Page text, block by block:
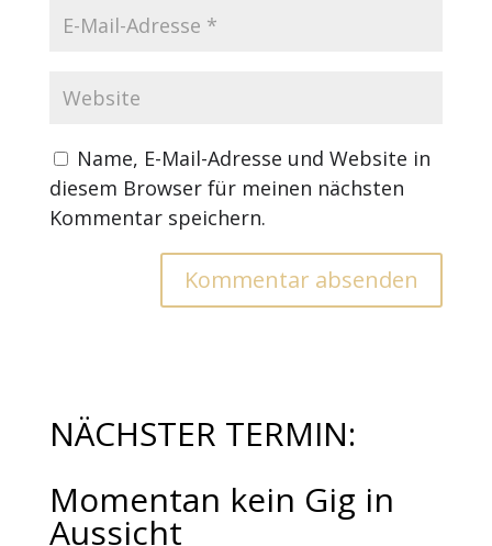
Name, E-Mail-Adresse und Website in
diesem Browser für meinen nächsten
Kommentar speichern.
NÄCHSTER TERMIN:
Momentan kein Gig in
Aussicht